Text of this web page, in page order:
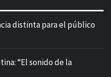
distinta para el público
“El sonido de la